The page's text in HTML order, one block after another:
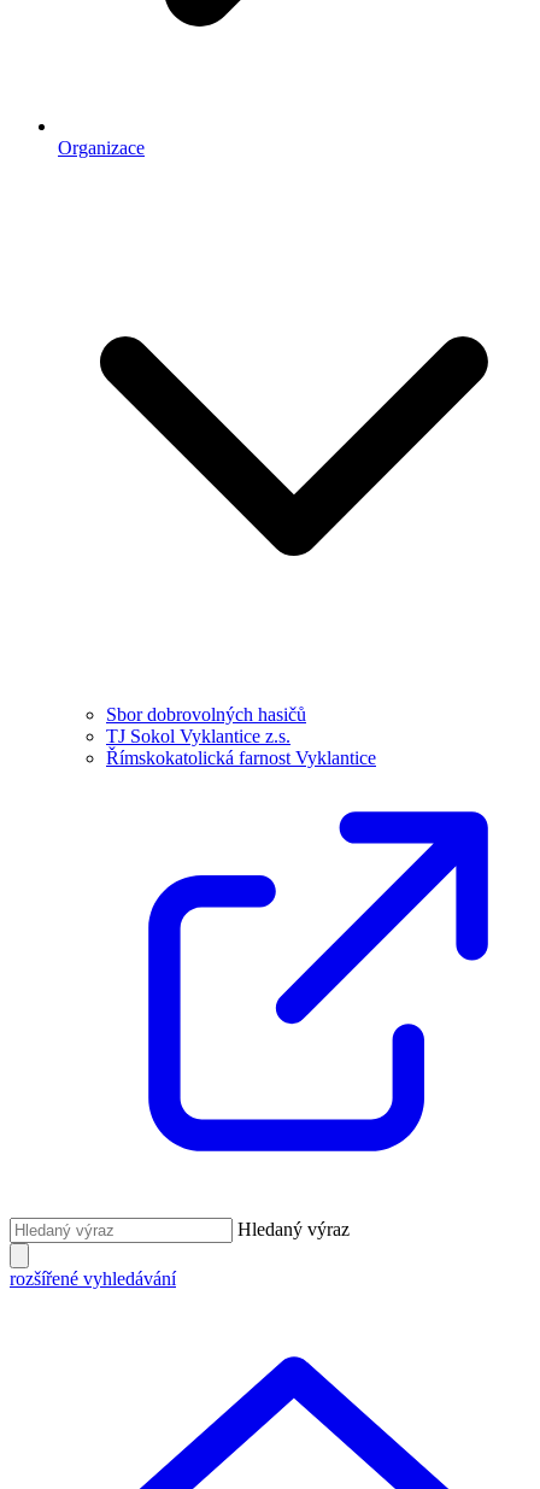
Organizace
Sbor dobrovolných hasičů
TJ Sokol Vyklantice z.s.
Římskokatolická farnost Vyklantice
Hledaný výraz
rozšířené vyhledávání